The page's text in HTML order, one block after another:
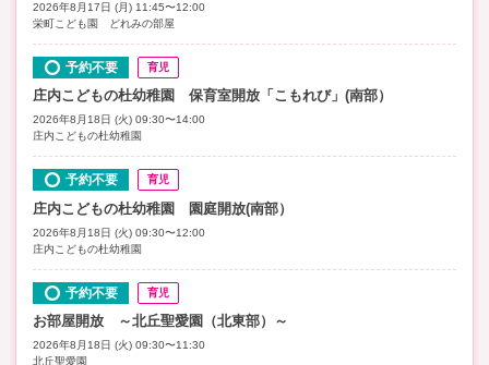
2026年8月17日 (月) 11:45〜12:00
栄町こども園 どれみの部屋
予約不要 育児
庄内こどもの杜幼稚園 保育室開放「こもれび」(南部）
2026年8月18日 (火) 09:30〜14:00
庄内こどもの杜幼稚園
予約不要 育児
庄内こどもの杜幼稚園 園庭開放(南部）
2026年8月18日 (火) 09:30〜12:00
庄内こどもの杜幼稚園
予約不要 育児
お部屋開放 ～北丘聖愛園（北東部）～
2026年8月18日 (火) 09:30〜11:30
北丘聖愛園